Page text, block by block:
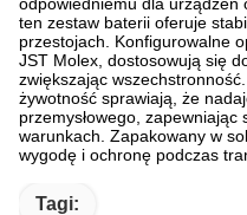
ten zestaw baterii oferuje
przestojach. Konfigurowalne
JST Molex, dostosowują się
zwiększając
żywotność sprawiają, że
przemysłowego, zapewniając
warunkach. Zapakowany w
wygodę i ochronę podczas
Tagi: